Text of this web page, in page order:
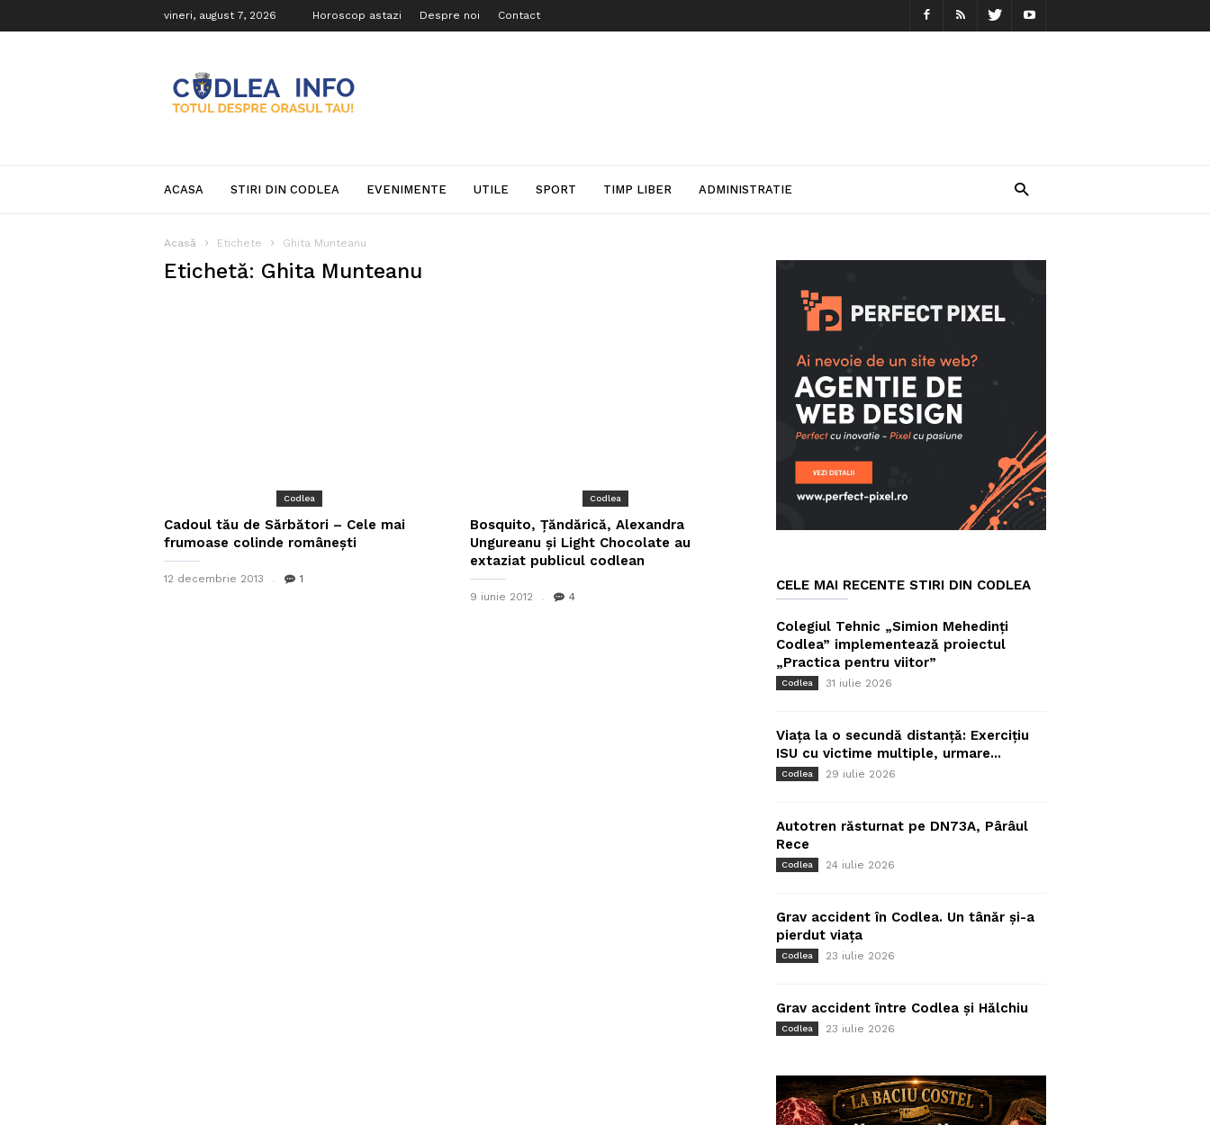
vineri, august 7, 2026 Horoscop astazi Despre noi Contact
Info
ACASA STIRI DIN CODLEA EVENIMENTE UTILE SPORT TIMP LIBER ADMINISTRATIE
Acasă Etichete Ghita Munteanu
Etichetă: Ghita Munteanu
Codlea
Cadoul tău de Sărbători – Cele mai
frumoase colinde românești
12 decembrie 2013 1
Codlea
Bosquito, Ţăndărică, Alexandra
Ungureanu şi Light Chocolate au
extaziat publicul codlean
9 iunie 2012 4
CELE MAI RECENTE STIRI DIN CODLEA
Colegiul Tehnic „Simion Mehedinți
Codlea” implementează proiectul
„Practica pentru viitor”
Codlea 31 iulie 2026
Viața la o secundă distanță: Exercițiu
ISU cu victime multiple, urmare...
Codlea 29 iulie 2026
Autotren răsturnat pe DN73A, Pârâul
Rece
Codlea 24 iulie 2026
Grav accident în Codlea. Un tânăr și-a
pierdut viața
Codlea 23 iulie 2026
Grav accident între Codlea și Hălchiu
Codlea 23 iulie 2026